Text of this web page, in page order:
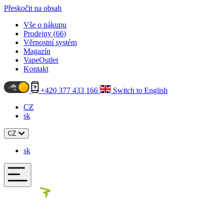
Přeskočit na obsah
Vše o nákupu
Prodejny (66)
Věrnostní systém
Magazín
VapeOutlet
Kontakt
+420 377 433 166
Switch to English
CZ
sk
CZ
sk